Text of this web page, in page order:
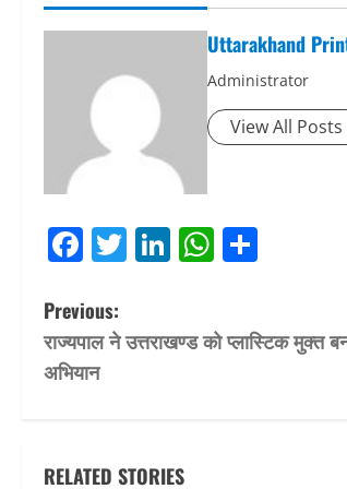
Uttarakhand
Administrator
View All Posts
Facebook
Twitter
LinkedIn
P
o
Previous:
राज्यपाल ने उत्तराखण्ड को प्लास्टिक मुक्त
अभियान
RELATED STORIES